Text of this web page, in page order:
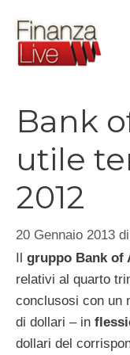
contenuto
Bank
utile
2012
20 Gennaio 2013 di
Il gruppo Bank of
relativi al quarto
conclusosi con un
di dollari – in
dollari del